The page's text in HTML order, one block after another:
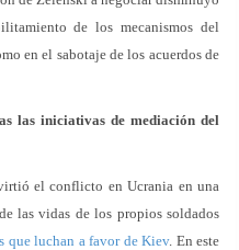
de los mecanismos del
en el sabotaje de los acuerdos de
las iniciativas de mediación del
el conflicto en Ucrania en una
las vidas de los propios soldados
que luchan a favor de Kiev. En este